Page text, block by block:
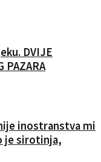
DVIJE
PAZARA
inostranstva mi
je sirotinja,